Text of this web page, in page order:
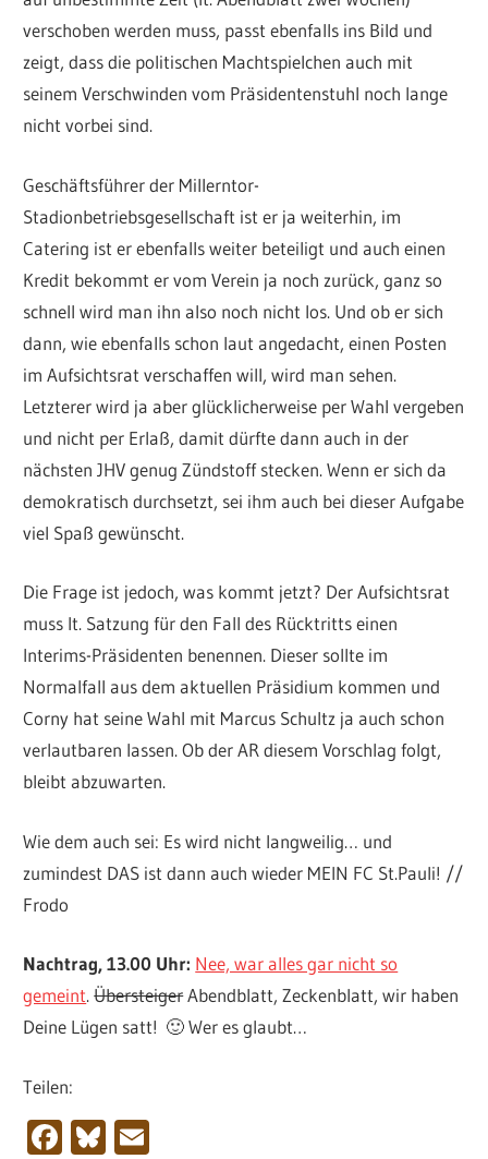
verschoben werden muss, passt ebenfalls ins Bild und
zeigt, dass die politischen Machtspielchen auch mit
seinem Verschwinden vom Präsidentenstuhl noch lange
nicht vorbei sind.
Geschäftsführer der Millerntor-
Stadionbetriebsgesellschaft ist er ja weiterhin, im
Catering ist er ebenfalls weiter beteiligt und auch einen
Kredit bekommt er vom Verein ja noch zurück, ganz so
schnell wird man ihn also noch nicht los. Und ob er sich
dann, wie ebenfalls schon laut angedacht, einen Posten
im Aufsichtsrat verschaffen will, wird man sehen.
Letzterer wird ja aber glücklicherweise per Wahl vergeben
und nicht per Erlaß, damit dürfte dann auch in der
nächsten JHV genug Zündstoff stecken. Wenn er sich da
demokratisch durchsetzt, sei ihm auch bei dieser Aufgabe
viel Spaß gewünscht.
Die Frage ist jedoch, was kommt jetzt? Der Aufsichtsrat
muss lt. Satzung für den Fall des Rücktritts einen
Interims-Präsidenten benennen. Dieser sollte im
Normalfall aus dem aktuellen Präsidium kommen und
Corny hat seine Wahl mit Marcus Schultz ja auch schon
verlautbaren lassen. Ob der AR diesem Vorschlag folgt,
bleibt abzuwarten.
Wie dem auch sei: Es wird nicht langweilig… und
zumindest DAS ist dann auch wieder MEIN FC St.Pauli! //
Frodo
Nachtrag, 13.00 Uhr: Nee, war alles gar nicht so
gemeint.ÜbersteigerAbendblatt, Zeckenblatt, wir haben
Deine Lügen satt! 🙂 Wer es glaubt…
Teilen:
Facebook
Bluesky